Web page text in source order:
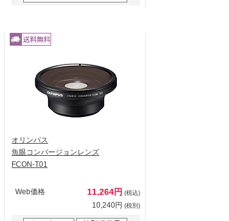
オリンパス
魚眼コンバージョンレンズ
FCON-T01
Web価格 11,264円 (税込)
10,240円 (税別)